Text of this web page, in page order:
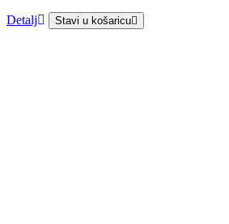
Detalj Stavi u košaricu